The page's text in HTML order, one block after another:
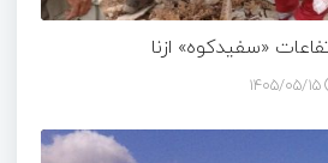
«سفیدکوه» ازنا
۱۴۰۵/۰۵/۱۵